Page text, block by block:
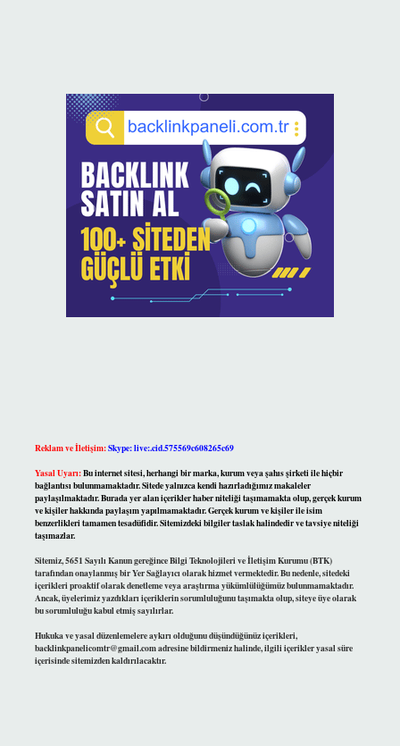
Reklam ve İletişim:Skype: live:.cid.575569c608265c69
Yasal Uyarı:Bu internet sitesi, herhangi bir marka, kurum veya şahıs şirketi ile hiçbir
bağlantısı bulunmamaktadır. Sitede yalnızca kendi hazırladığımız makaleler
paylaşılmaktadır. Burada yer alan içerikler haber niteliği taşımamakta olup, gerçek kurum
ve kişiler hakkında paylaşım yapılmamaktadır. Gerçek kurum ve kişiler ile isim
benzerlikleri tamamen tesadüfidir. Sitemizdeki bilgiler taslak halindedir ve tavsiye niteliği
taşımazlar.
Sitemiz, 5651 Sayılı Kanun gereğince Bilgi Teknolojileri ve İletişim Kurumu (BTK)
tarafından onaylanmış bir Yer Sağlayıcı olarak hizmet vermektedir. Bu nedenle, sitedeki
içerikleri proaktif olarak denetleme veya araştırma yükümlülüğümüz bulunmamaktadır.
Ancak, üyelerimiz yazdıkları içeriklerin sorumluluğunu taşımakta olup, siteye üye olarak
bu sorumluluğu kabul etmiş sayılırlar.
Hukuka ve yasal düzenlemelere aykırı olduğunu düşündüğünüz içerikleri,
backlinkpanelicomtr@gmail.comadresine bildirmeniz halinde, ilgili içerikler yasal süre
içerisinde sitemizden kaldırılacaktır.